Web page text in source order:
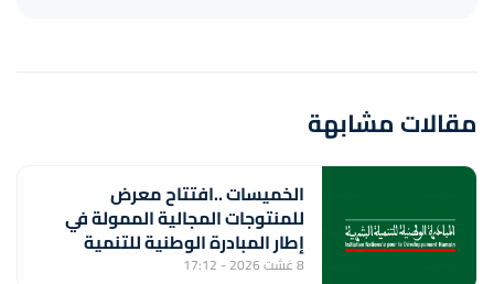
مقالات مشابهة
الخميسات ..افتتاح معرض
للمنتوجات المجالية الممولة في
إطار المبادرة الوطنية للتنمية
البشرية
8 غشت 2026 - 17:12